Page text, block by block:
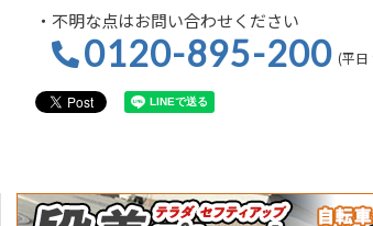
・不明な点はお問い合わせください
0120-895-200 (平日